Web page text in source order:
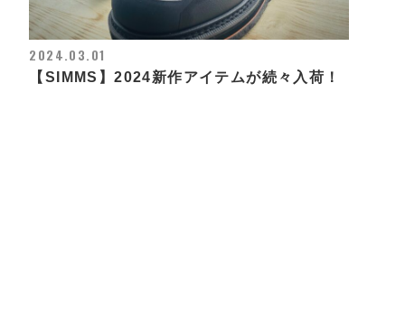
2024.03.01
【SIMMS】2024新作アイテムが続々入荷！